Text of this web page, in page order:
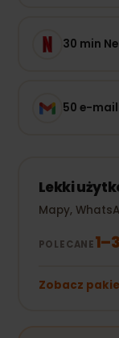
30 min
50 e-
Lekki
Mapy,
POLECANE
Zobacz